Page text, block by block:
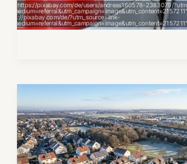
href="https://pixabay.com/de/users/andreas160578-2383079/
pixabay.com/de/?utm_source=link-